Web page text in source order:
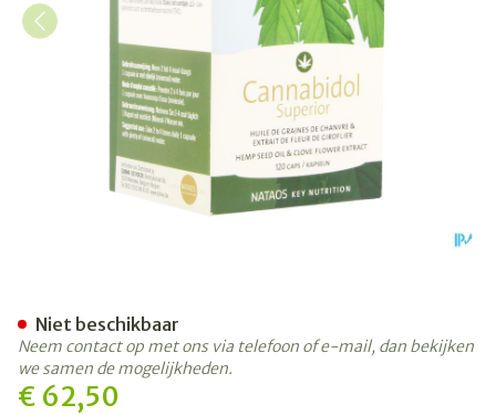
€ 62,50
Niet beschikbaar
Neem contact op met ons via telefoon of e-mail, dan bekijken
we samen de mogelijkheden.